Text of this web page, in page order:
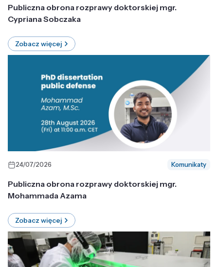
Publiczna obrona rozprawy doktorskiej mgr.
Cypriana Sobczaka
Zobacz więcej
24/07/2026 Komunikaty
Publiczna obrona rozprawy doktorskiej mgr.
Mohammada Azama
Zobacz więcej